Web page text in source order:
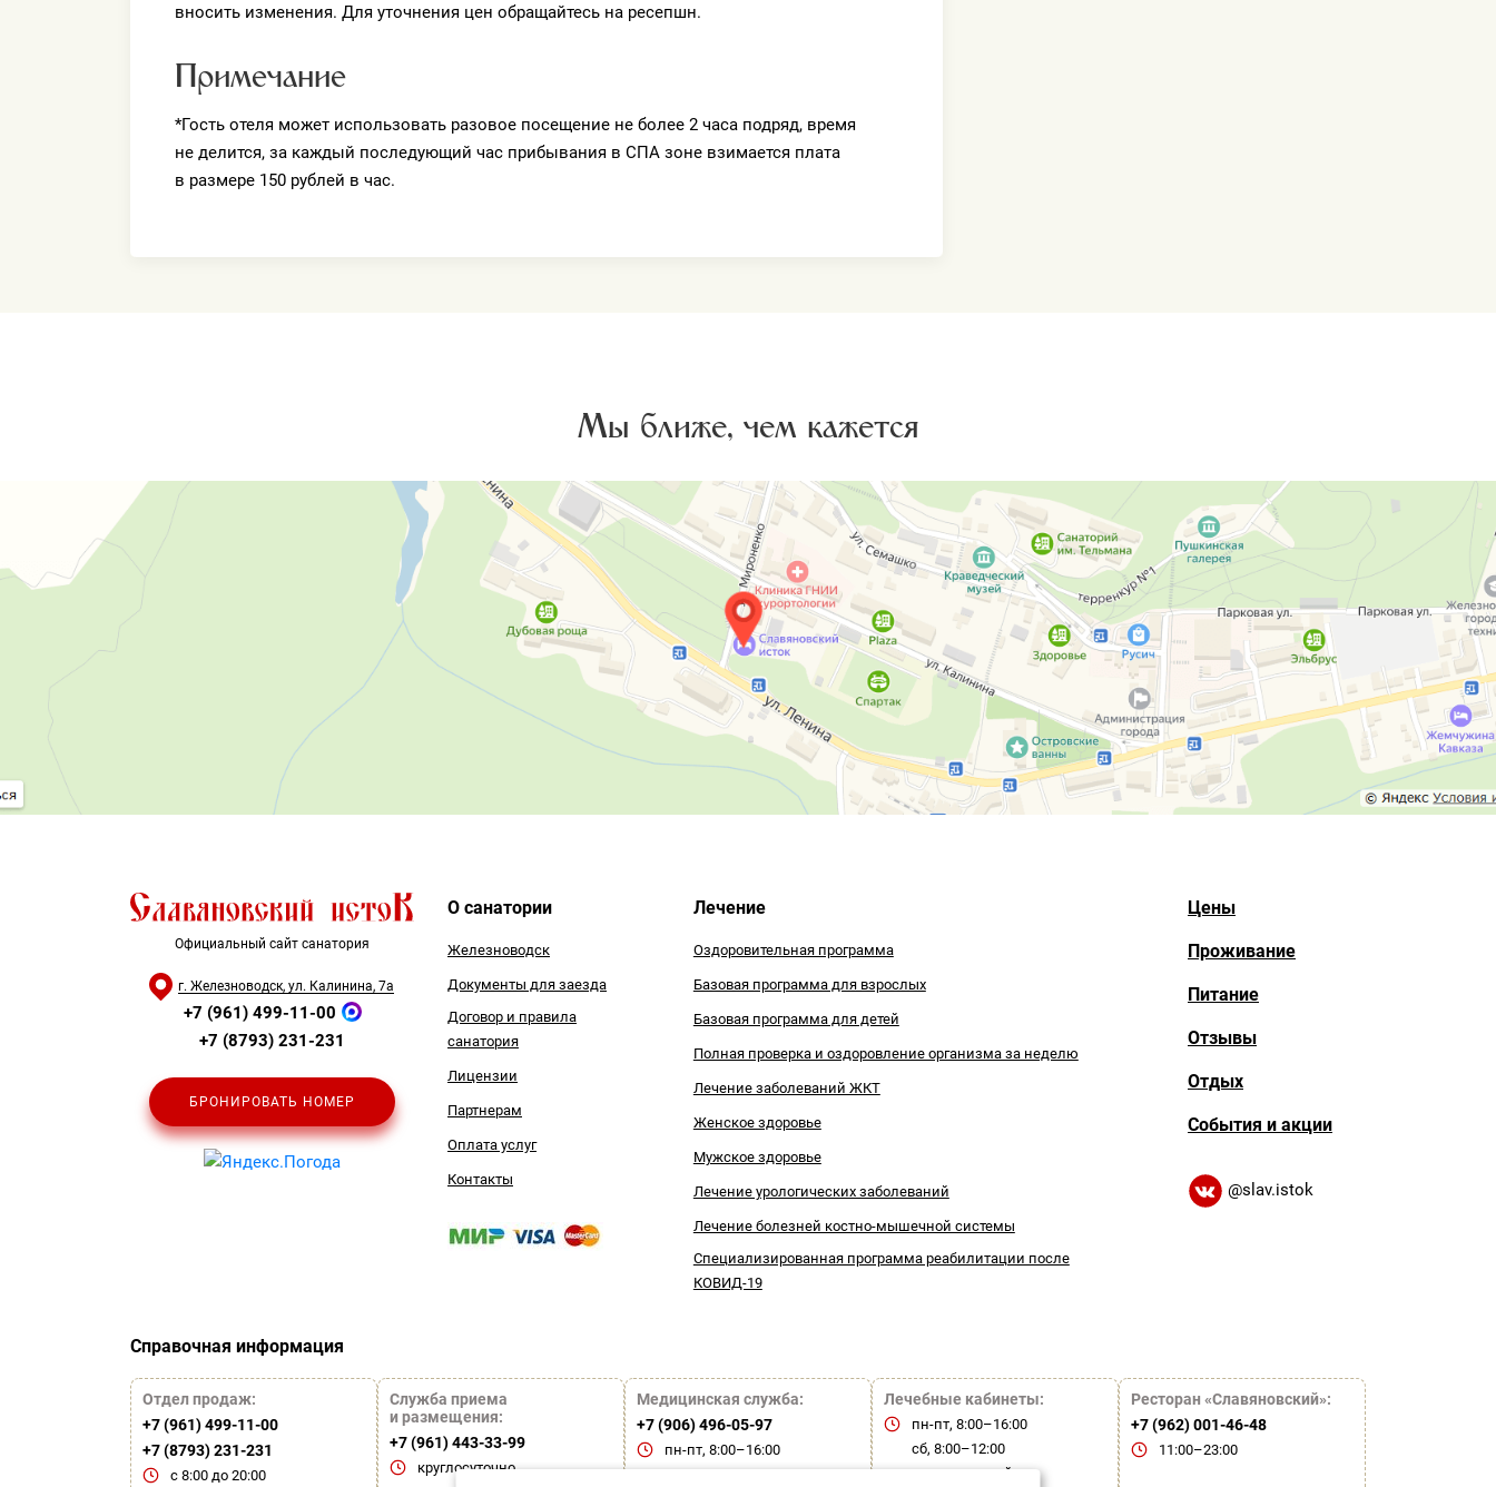
вносить изменения. Для уточнения цен обращайтесь на ресепшн.
Примечание
*Гость отеля может использовать разовое посещение не более 2 часа подряд, время
не делится, за каждый последующий час прибывания в СПА зоне взимается плата
в размере 150 рублей в час.
Мы ближе, чем кажется
Официальный сайт санатория
г. Железноводск, ул. Калинина, 7а
+7 (961) 499-11-00
+7 (8793) 231-231
БРОНИРОВАТЬ НОМЕР
О санатории
Железноводск
Документы для заезда
Договор и правила
санатория
Лицензии
Партнерам
Оплата услуг
Контакты
Лечение
Оздоровительная программа
Базовая программа для взрослых
Базовая программа для детей
Полная проверка и оздоровление организма за неделю
Лечение заболеваний ЖКТ
Женское здоровье
Мужское здоровье
Лечение урологических заболеваний
Лечение болезней костно-мышечной системы
Специализированная программа реабилитации после
КОВИД-19
Цены
Проживание
Питание
Отзывы
Отдых
События и акции
@slav.istok
Справочная информация
Отдел продаж:
+7 (961) 499-11-00
+7 (8793) 231-231
с 8:00 до 20:00
Служба приема
и размещения:
+7 (961) 443-33-99
круглосуточно
Медицинская служба:
+7 (906) 496-05-97
пн-пт, 8:00–16:00
Лечебные кабинеты:
пн-пт, 8:00–16:00
сб, 8:00–12:00
вс — выходной
Ресторан «Славяновский»:
+7 (962) 001-46-48
11:00–23:00